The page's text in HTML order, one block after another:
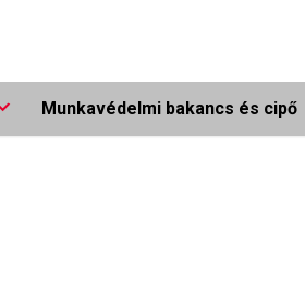
Munkavédelmi bakancs és cipő